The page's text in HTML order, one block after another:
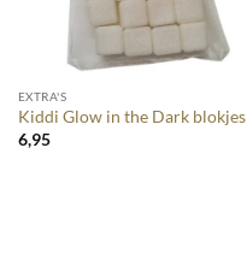
EXTRA'S
Kiddi Glow in the Dark blokjes
6,95